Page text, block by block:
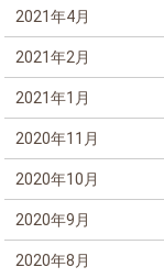
2021年4月
2021年2月
2021年1月
2020年11月
2020年10月
2020年9月
2020年8月